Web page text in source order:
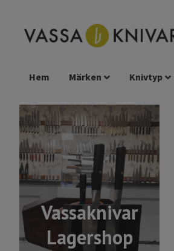
Hem Märken Knivtyp
Vassaknivar
Lagershop